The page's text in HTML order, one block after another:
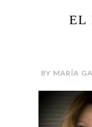
EL
BY MARÍA